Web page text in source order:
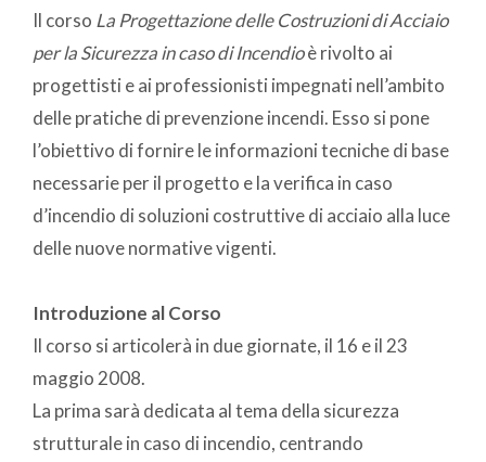
Il corso La Progettazione delle Costruzioni di Acciaio
per la Sicurezza in caso di Incendioè rivolto ai
progettisti e ai professionisti impegnati nell’ambito
delle pratiche di prevenzione incendi. Esso si pone
l’obiettivo di fornire le informazioni tecniche di base
necessarie per il progetto e la verifica in caso
d’incendio di soluzioni costruttive di acciaio alla luce
delle nuove normative vigenti.
Introduzione alCorso
Il corso si articolerà in due giornate, il 16 e il 23
maggio 2008.
La prima sarà dedicata al tema della sicurezza
strutturale in caso di incendio, centrando